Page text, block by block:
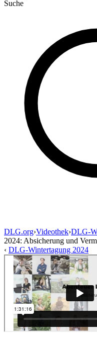
Suche
DLG.org›Videothek›DLG-
2024: Absicherung und
‹ DLG-Wintertagung 2024